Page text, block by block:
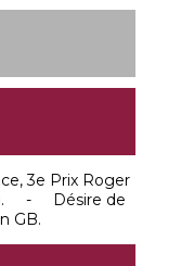
3e Prix Roger
- Désire de
GB.